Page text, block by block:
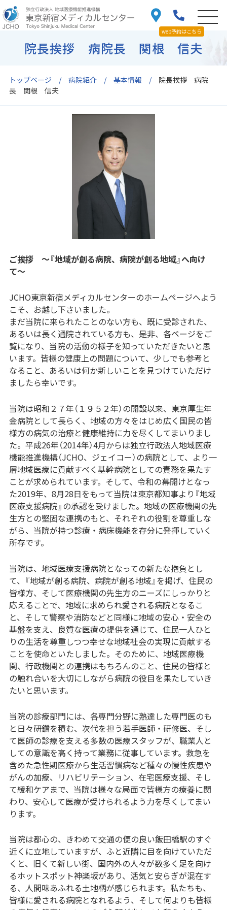
web予約はこちら
トップページ 病院紹介 基本情報
院長挨拶 病院
長 関根 信夫
院長挨拶 病院長 関根 信夫
ご挨拶 〜『地域が創る病院、病院が創る地域』へ向け
て〜
JCHO東京新宿メディカルセンターのホームページへよう
こそ、お越し下さいました。
まだ当院に来られたことのない方も、既に受診された、
あるいは長く通院されている方も、是非、各ページをご
覧になり、当院の活動の様子を知っていただきたいと思
います。皆様の健康上の問題について、少しでも参考と
なること、あるいは何か新しいことを見つけていただけ
ましたら幸いです。
当院は昭和２７年（１９５２年）の開設以来、東京厚生年
金病院として長らく、地域の方々をはじめ広く国民の皆
様方の病気の治療と健康維持に力を尽くしてまいりまし
た。平成26年（2014年）4月からは独立行政法人地域医療
機能推進機構（JCHO、ジェイコー）の病院として、より一
層地域医療に貢献すべく基幹病院としての責務を果たす
ことが求められています。そして、令和の幕開けとなっ
た2019年、8月28日をもって当院は東京都知事より『地域
医療支援病院』の承認を受けました。地域の医療機関の先
生方との堅固な連携のもと、それぞれの役割を尊重しな
がら、当院が持つ診療・病床機能を存分に発揮していく
所存です。
当院は、地域医療支援病院となっての新たな抱負とし
て、『地域が創る病院、病院が創る地域』を掲げ、住民の
皆様方、そして医療機関の先生方のニーズにしっかりと
応えることで、地域に求められ愛される病院となるこ
と、そして警察や消防などと同様に地域の安心・安全の
基盤を支え、良質な医療の提供を通じて、住民一人ひと
りの生活を尊重しつつ幸せな地域社会の実現に貢献する
ことを使命といたしました。そのために、地域医療機
関、行政機関との連携はもちろんのこと、住民の皆様と
の触れ合いを大切にしながら病院の役目を果たしていき
たいと思います。
当院の診療部門には、各専門分野に熟達した専門医のも
と日々研鑽を積む、次代を担う若手医師・研修医、そし
て医師の診療を支える多数の医療スタッフが、職業人と
しての意識を高く持って業務に従事しています。救急を
含めた急性期医療から生活習慣病など種々の慢性疾患や
がんの加療、リハビリテーション、在宅医療支援、そし
て緩和ケアまで、当院は様々な局面で皆様方の療養に関
わり、安心して医療が受けられるよう力を尽くしてまい
ります。
当院は都心の、きわめて交通の便の良い飯田橋駅のすぐ
近くに立地していますが、ふと近隣に目を向けていただ
くと、旧くて新しい街、国内外の人々が数多く足を向け
るホットスポット神楽坂があり、活気と安らぎが混在す
る、人間味あふれる土地柄が感じられます。私たちも、
皆様に愛される病院となれるよう、そして何よりも皆様